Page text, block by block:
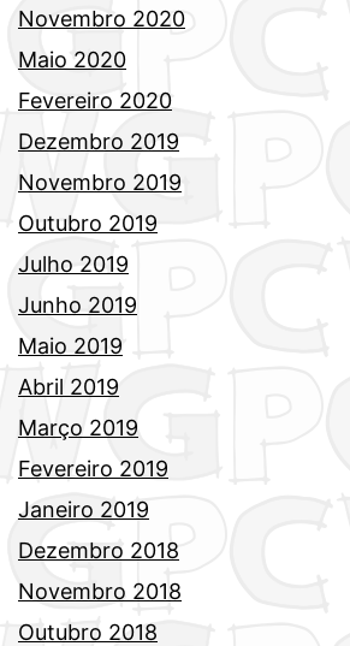
Novembro 2020
Maio 2020
Fevereiro 2020
Dezembro 2019
Novembro 2019
Outubro 2019
Julho 2019
Junho 2019
Maio 2019
Abril 2019
Março 2019
Fevereiro 2019
Janeiro 2019
Dezembro 2018
Novembro 2018
Outubro 2018